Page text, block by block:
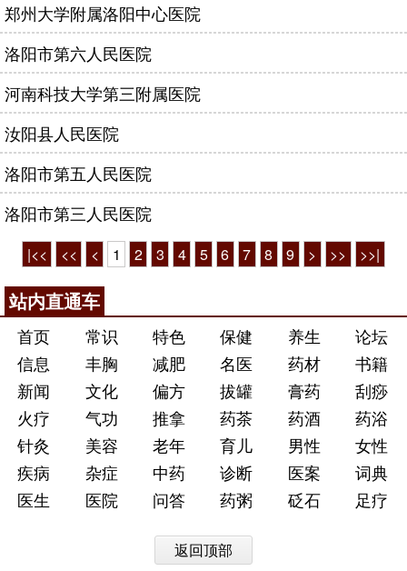
郑州大学附属洛阳中心医院
洛阳市第六人民医院
河南科技大学第三附属医院
汝阳县人民医院
洛阳市第五人民医院
洛阳市第三人民医院
|<< << < 1 2 3 4 5 6 7 8 9 > >> >>|
站内直通车
首页 常识 特色 保健 养生
论坛
信息
丰胸 减肥 名医 药材
书籍
新闻
文化 偏方 拔罐 膏药
刮痧
火疗
气功 推拿 药茶 药酒
药浴
针灸
美容 老年 育儿 男性
女性
疾病
杂症 中药 诊断 医案
词典
医生
医院 问答 药粥 砭石 足疗
返回顶部